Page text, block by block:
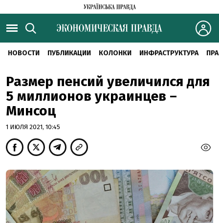
НОВОСТИ ПУБЛИКАЦИИ КОЛОНКИ ИНФРАСТРУКТУРА
Размер пенсий увеличился для
5 миллионов украинцев –
Минсоц
1 ИЮЛЯ 2021, 10:45